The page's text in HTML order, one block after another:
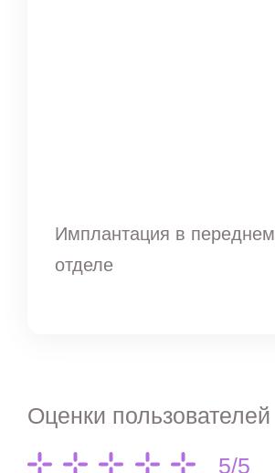
Имплантация в переднем
отделе
Оценки пользователей
5/5